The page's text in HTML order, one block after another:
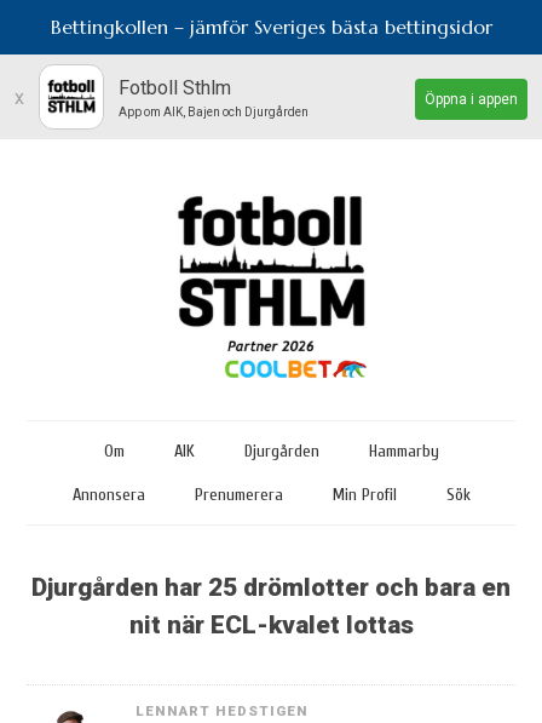
Bettingkollen – jämför Sveriges bästa bettingsidor
x Fotboll Sthlm
App om AIK, Bajen och Djurgården
Öppna i appen
Om AIK Djurgården Hammarby
Annonsera Prenumerera Min Profil Sök
Djurgården har 25 drömlotter och bara en
nit när ECL-kvalet lottas
LENNART HEDSTIGEN